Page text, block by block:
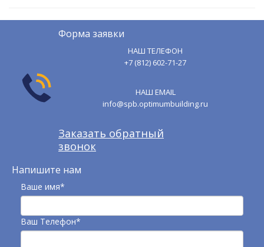
Форма заявки
НАШ ТЕЛЕФОН
+7 (812) 602-71-27
НАШ EMAIL
info@spb.optimumbuilding.ru
Заказать обратный
звонок
Напишите нам
Ваше имя*
Ваш Телефон*